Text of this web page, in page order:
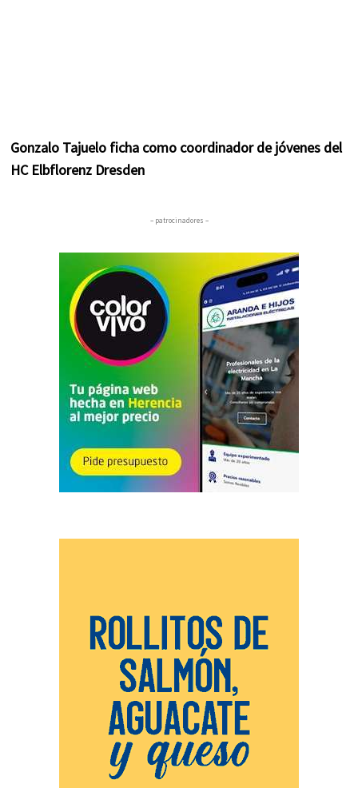
Gonzalo Tajuelo ficha como coordinador de jóvenes del
HC Elbflorenz Dresden
– patrocinadores –